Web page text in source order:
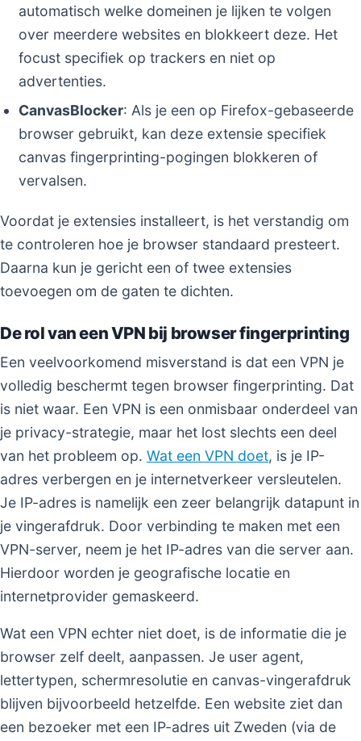
automatisch welke domeinen je lijken te volgen
over meerdere websites en blokkeert deze. Het
focust specifiek op trackers en niet op
advertenties.
CanvasBlocker: Als je een op Firefox-gebaseerde
browser gebruikt, kan deze extensie specifiek
canvas fingerprinting-pogingen blokkeren of
vervalsen.
Voordat je extensies installeert, is het verstandig om
te controleren hoe je browser standaard presteert.
Daarna kun je gericht een of twee extensies
toevoegen om de gaten te dichten.
De rol van een VPN bij browser fingerprinting
Een veelvoorkomend misverstand is dat een VPN je
volledig beschermt tegen browser fingerprinting. Dat
is niet waar. Een VPN is een onmisbaar onderdeel van
je privacy-strategie, maar het lost slechts een deel
van het probleem op. Wat een VPN doet, is je IP-
adres verbergen en je internetverkeer versleutelen.
Je IP-adres is namelijk een zeer belangrijk datapunt in
je vingerafdruk. Door verbinding te maken met een
VPN-server, neem je het IP-adres van die server aan.
Hierdoor worden je geografische locatie en
internetprovider gemaskeerd.
Wat een VPN echter niet doet, is de informatie die je
browser zelf deelt, aanpassen. Je user agent,
lettertypen, schermresolutie en canvas-vingerafdruk
blijven bijvoorbeeld hetzelfde. Een website ziet dan
een bezoeker met een IP-adres uit Zweden (via de